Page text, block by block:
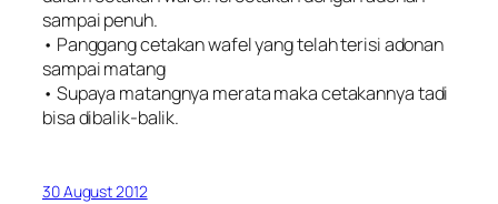
sampai penuh.
• Panggang cetakan wafel yang telah terisi adonan
sampai matang
• Supaya matangnya merata maka cetakannya tadi
bisa dibalik-balik.
30 August 2012